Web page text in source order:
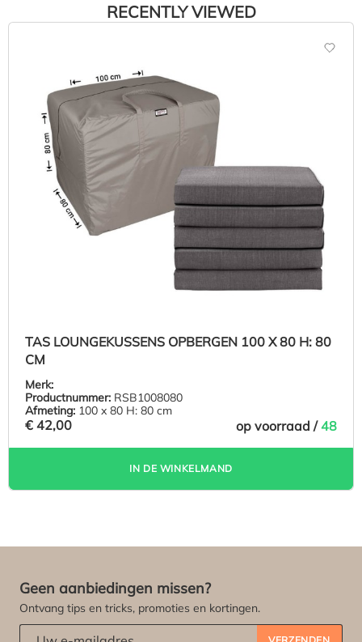
RECENTLY VIEWED
TAS LOUNGEKUSSENS OPBERGEN 100 X 80 H: 80
CM
Merk:
Productnummer: RSB1008080
Afmeting: 100 x 80 H: 80 cm
€ 42,00 op voorraad /48
IN DE WINKELMAND
Geen aanbiedingen missen?
Ontvang tips en tricks, promoties en kortingen.